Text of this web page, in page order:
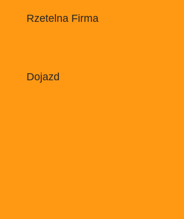
Rzetelna Firma
Dojazd